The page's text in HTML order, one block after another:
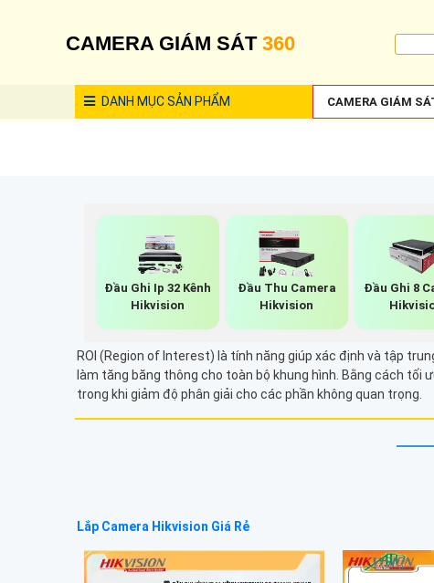
CAMERA GIÁM SÁT 360
DANH MỤCSẢN PHẨM CAMERA GIÁM
Đầu Ghi Ip 32 Kênh
Hikvision
Đầu Thu Camera
Hikvision
Đầu Ghi 8
ROI (Region of Interest) là tính năng giúp xác định và tập
làm tăng băng thông cho toàn bộ khung hình. Bằng cách
trong khi giảm độ phân giải cho các phần không quan trọng.
Lắp Camera Hikvision Giá Rẻ